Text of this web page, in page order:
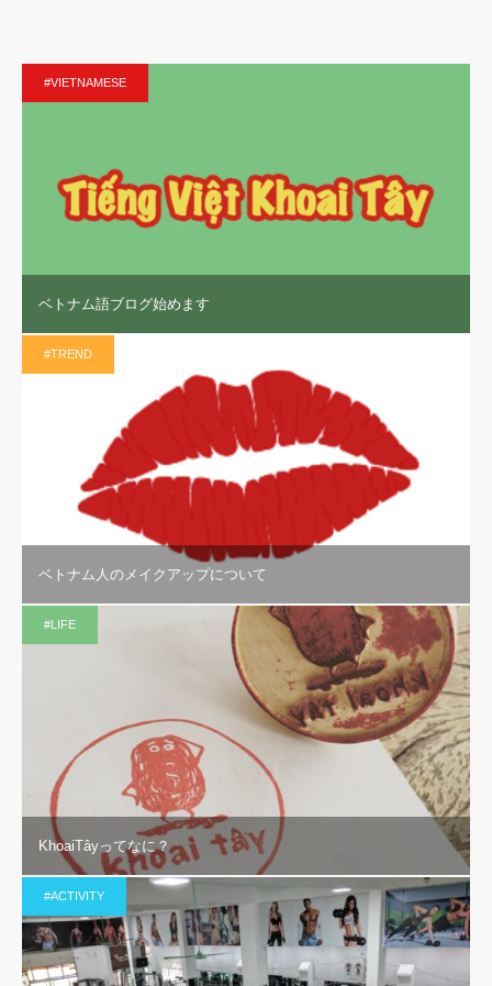
#VIETNAMESE
ベトナム語ブログ始めます
#TREND
ベトナム人のメイクアップについて
#LIFE
KhoaiTâyってなに？
#ACTIVITY